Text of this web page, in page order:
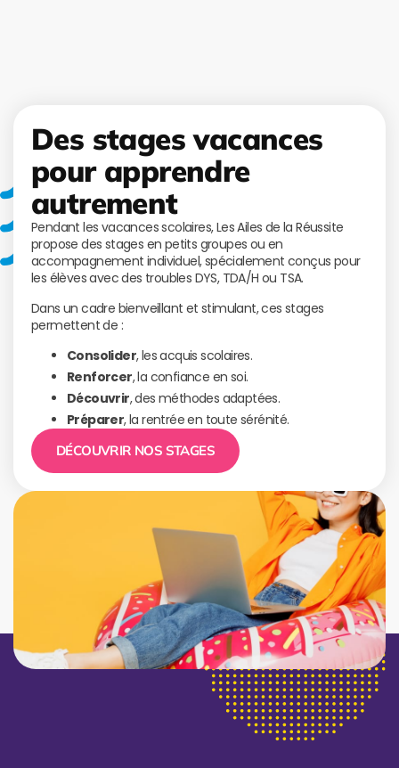
Des stages vacances
pour apprendre
autrement
Pendant les vacances scolaires, Les Ailes de la Réussite
propose des stages en petits groupes ou en
accompagnement individuel, spécialement conçus pour
les élèves avec des troubles DYS, TDA/H ou TSA.
Dans un cadre bienveillant et stimulant, ces stages
permettent de :
Consolider, les acquis scolaires.
Renforcer, la confiance en soi.
Découvrir, des méthodes adaptées.
Préparer, la rentrée en toute sérénité.
DÉCOUVRIR NOS STAGES